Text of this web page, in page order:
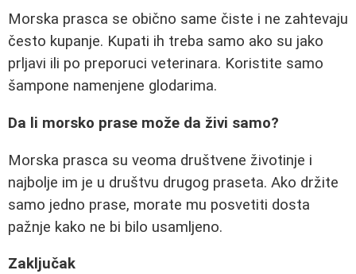
Morska prasca se obično same čiste i ne zahtevaju
često kupanje. Kupati ih treba samo ako su jako
prljavi ili po preporuci veterinara. Koristite samo
šampone namenjene glodarima.
Da li morsko prase može da živi samo?
Morska prasca su veoma društvene životinje i
najbolje im je u društvu drugog praseta. Ako držite
samo jedno prase, morate mu posvetiti dosta
pažnje kako ne bi bilo usamljeno.
Zaključak